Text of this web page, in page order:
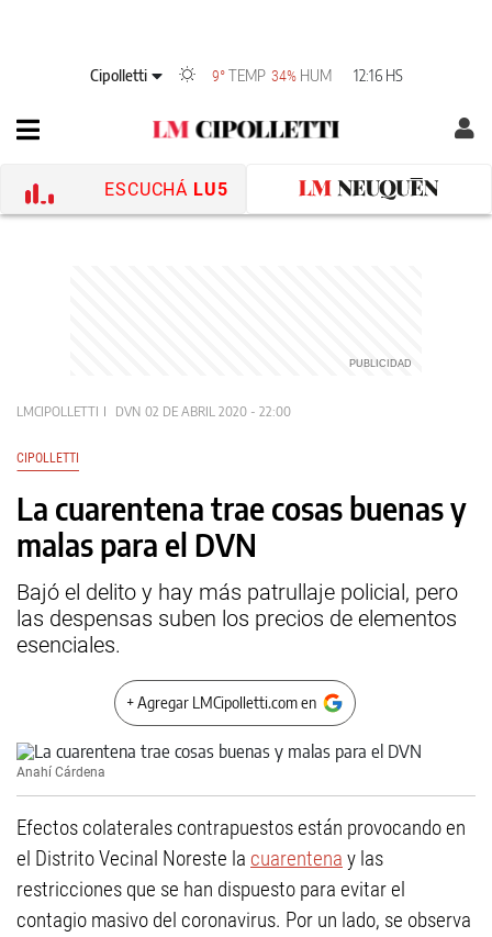
Cipolletti 9° TEMP 34% HUM 12:16 HS
ESCUCHÁ LU5
LMCIPOLLETTI DVN 02 DE ABRIL 2020 - 22:00
CIPOLLETTI
La cuarentena trae cosas buenas y
malas para el DVN
Bajó el delito y hay más patrullaje policial, pero
las despensas suben los precios de elementos
esenciales.
+ Agregar LMCipolletti.com en
Anahí Cárdena
Efectos colaterales contrapuestos están provocando en
el Distrito Vecinal Noreste la cuarentena y las
restricciones que se han dispuesto para evitar el
contagio masivo del coronavirus. Por un lado, se observa